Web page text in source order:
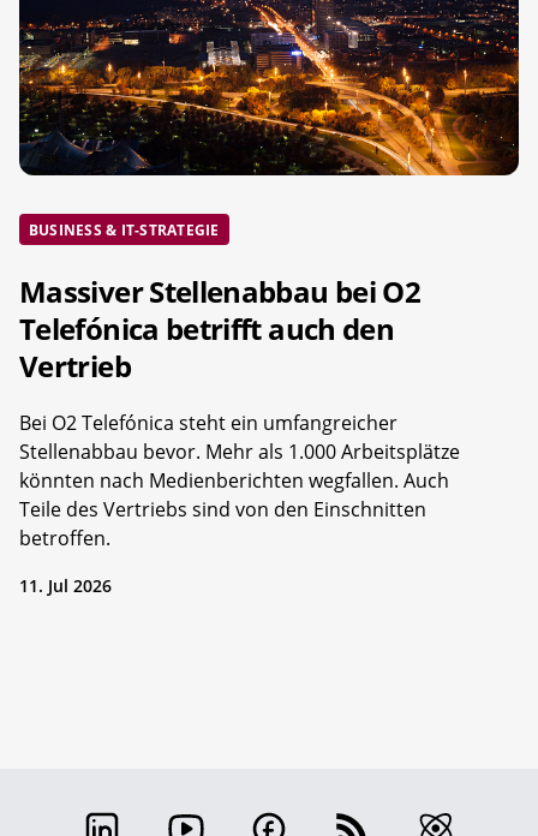
BUSINESS & IT-STRATEGIE
Massiver Stellenabbau bei O2
Telefónica betrifft auch den
Vertrieb
Bei O2 Telefónica steht ein umfangreicher
Stellenabbau bevor. Mehr als 1.000 Arbeitsplätze
könnten nach Medienberichten wegfallen. Auch
Teile des Vertriebs sind von den Einschnitten
betroffen.
11. Jul 2026